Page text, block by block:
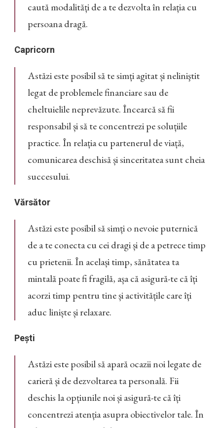
caută modalități de a te dezvolta în relația cu
persoana dragă.
Capricorn
Astăzi este posibil să te simți agitat și neliniştit
legat de problemele financiare sau de
cheltuielile neprevăzute. Încearcă să fii
responsabil și să te concentrezi pe soluțiile
practice. În relația cu partenerul de viață,
comunicarea deschisă și sinceritatea sunt cheia
succesului.
Vărsător
Astăzi este posibil să simți o nevoie puternică
de a te conecta cu cei dragi și de a petrece timp
cu prietenii. În același timp, sănătatea ta
mintală poate fi fragilă, așa că asigură-te că îți
acorzi timp pentru tine și activitățile care îți
aduc liniște și relaxare.
Pești
Astăzi este posibil să apară ocazii noi legate de
carieră și de dezvoltarea ta personală. Fii
deschis la opțiunile noi și asigură-te că îți
concentrezi atenția asupra obiectivelor tale. În